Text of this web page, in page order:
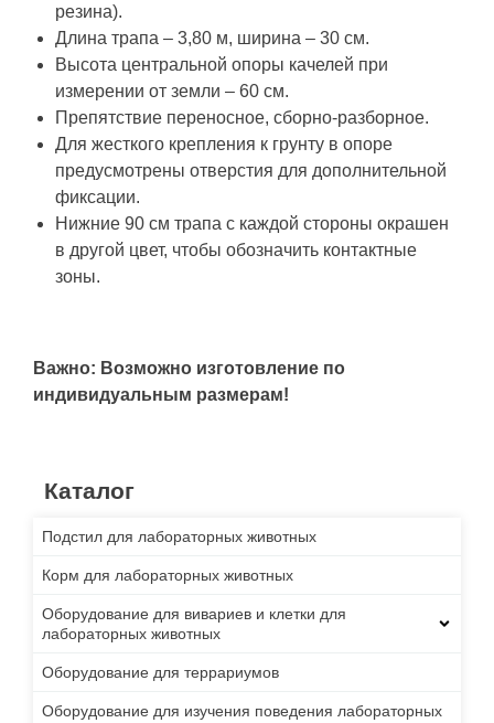
Каталог
Подстил для лабораторных животных
Корм для лабораторных животных
Оборудование для вивариев и клетки для
лабораторных животных
Оборудование для террариумов
Оборудование для изучения поведения лабораторных
резина).
Длина трапа – 3,80 м, ширина – 30 см.
Высота центральной опоры качелей при
измерении от земли – 60 см.
Препятствие переносное, сборно-разборное.
Для жесткого крепления к грунту в опоре
предусмотрены отверстия для дополнительной
фиксации.
Нижние 90 см трапа с каждой стороны окрашен
в другой цвет, чтобы обозначить контактные
зоны.
Важно: Возможно изготовление по
индивидуальным размерам!